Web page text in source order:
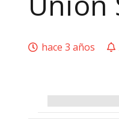
hace 3 años